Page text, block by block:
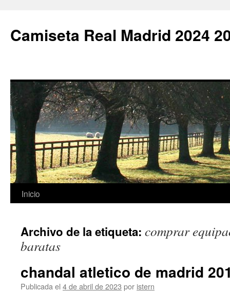
Camiseta Real Madrid 2024
Saltar
contenido
Inicio
Archivo de la etiqueta: comprar
baratas
chandal atletico de madrid
Publicada el 4 de abril de 2023 por istern